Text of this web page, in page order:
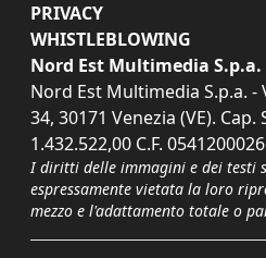
PRIVACY
WHISTLEBLOWING
Nord Est Multimedia S.p.a.
Nord Est Multimedia S.p.a. -
34, 30171 Venezia (VE). Cap.
1.432.522,00 C.F.
I diritti delle immagini e dei testi
espressamente vietata la loro
mezzo e l'adattamento totale o